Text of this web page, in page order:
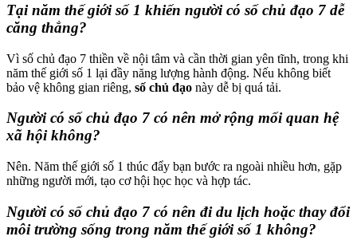
Tại năm thế giới số 1 khiến người có số chủ đạo 7 dễ
căng thẳng?
Vì số chủ đạo 7 thiền về nội tâm và cần thời gian yên tĩnh, trong khi
năm thế giới số 1 lại đầy năng lượng hành động. Nếu không biết
bảo vệ không gian riêng, số chủ đạo này dễ bị quá tải.
Người có số chủ đạo 7 có nên mở rộng mối quan hệ
xã hội không?
Nên. Năm thế giới số 1 thúc đẩy bạn bước ra ngoài nhiều hơn, gặp
những người mới, tạo cơ hội học học và hợp tác.
Người có số chủ đạo 7 có nên đi du lịch hoặc thay đổi
môi trường sống trong năm thế giới số 1 không?